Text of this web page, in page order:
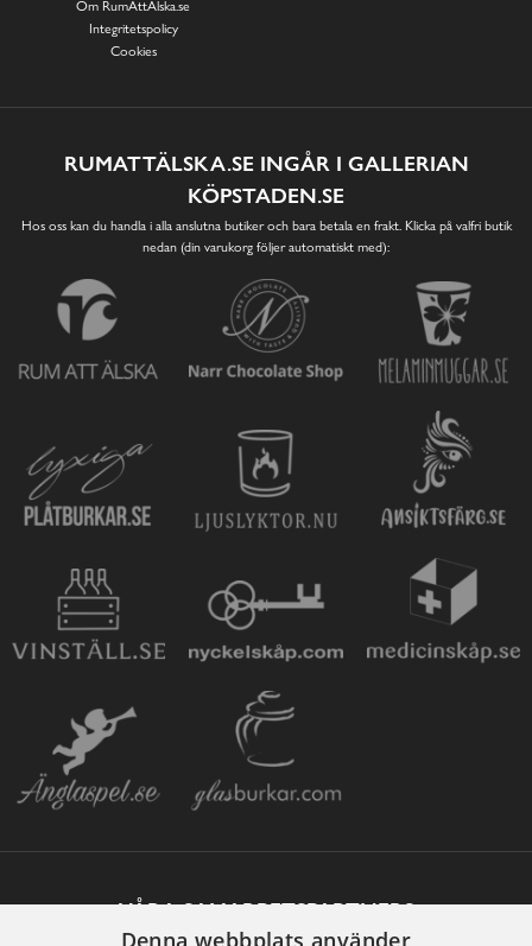
Om RumAttÄlska.se
Integritetspolicy
Cookies
RUMATTÄLSKA.SE INGÅR I GALLERIAN
KÖPSTADEN.SE
Hos oss kan du handla i alla anslutna butiker och bara betala en frakt. Klicka på valfri butik
nedan (din varukorg följer automatiskt med):
VÅRA SAMARBETSPARTNERS
Denna webbplats använder